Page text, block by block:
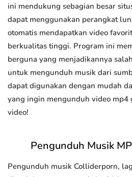
ini mendukung sebagian besar
dapat menggunakan perangkat
otomatis mendapatkan video
berkualitas tinggi. Program ini
berguna yang menjadikannya
untuk mengunduh musik dari
dapat digunakan dengan mudah
yang ingin mengunduh video mp4
video!
Pengunduh Musik
Pengunduh musik Colliderporn,